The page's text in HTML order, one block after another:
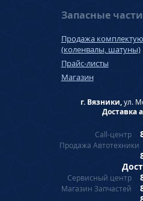
Запасные части
Продажа
(коленвалы, шатуны)
Прайс-листы
Магазин
г. Вязники,ул.
Доставка
Call-центр
Продажа Автотехники
Сервисный центр
Магазин Запчастей